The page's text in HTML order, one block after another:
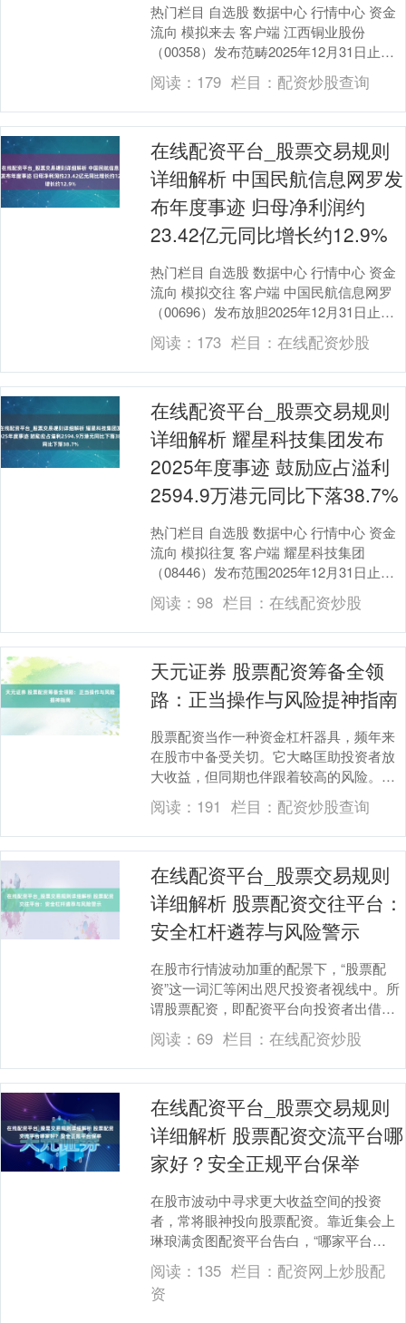
热门栏目 自选股 数据中心 行情中心 资金
流向 模拟来去 客户端 江西铜业股份
（00358）发布范畴2025年12月31日止财
政年度全年功绩在线配资平台_股票交....
阅读： 179 栏目： 配资炒股查询
在线配资平台_股票交易规则
详细解析 中国民航信息网罗发
布年度事迹 归母净利润约
23.42亿元同比增长约12.9%
热门栏目 自选股 数据中心 行情中心 资金
流向 模拟交往 客户端 中国民航信息网罗
（00696）发布放胆2025年12月31日止财
政年度全年岁迹，集团总收入约为....
阅读： 173 栏目： 在线配资炒股
在线配资平台_股票交易规则
详细解析 耀星科技集团发布
2025年度事迹 鼓励应占溢利
2594.9万港元同比下落38.7%
热门栏目 自选股 数据中心 行情中心 资金
流向 模拟往复 客户端 耀星科技集团
（08446）发布范围2025年12月31日止年
度事迹，捏续策划业务收益1.65亿....
阅读：98 栏目： 在线配资炒股
天元证券 股票配资筹备全领
路：正当操作与风险提神指南
股票配资当作一种资金杠杆器具，频年来
在股市中备受关切。它大略匡助投资者放
大收益，但同期也伴跟着较高的风险。本
文将全面领路股票配资的筹备格局、正当
操作形势以及风险....
阅读： 191 栏目： 配资炒股查询
在线配资平台_股票交易规则
详细解析 股票配资交往平台：
安全杠杆遴荐与风险警示
在股市行情波动加重的配景下，“股票配
资”这一词汇等闲出咫尺投资者视线中。所
谓股票配资，即配资平台向投资者出借资
金，用于证券交往，投资者以自有资金手
脚保证金，获取....
阅读：69 栏目： 在线配资炒股
在线配资平台_股票交易规则
详细解析 股票配资交流平台哪
家好？安全正规平台保举
在股市波动中寻求更大收益空间的投资
者，常将眼神投向股票配资。靠近集会上
琳琅满贪图配资平台告白，“哪家平台
好？”、“若何确保安全？”成为投资者最为
柔和的中枢问题。....
阅读： 135 栏目： 配资网上炒股配
资